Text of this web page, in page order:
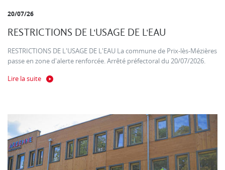
20/07/26
RESTRICTIONS DE L'USAGE DE L'EAU
RESTRICTIONS DE L'USAGE DE L'EAU La commune de Prix-lès-Mézières
passe en zone d'alerte renforcée. Arrêté préfectoral du 20/07/2026.
Lire la suite